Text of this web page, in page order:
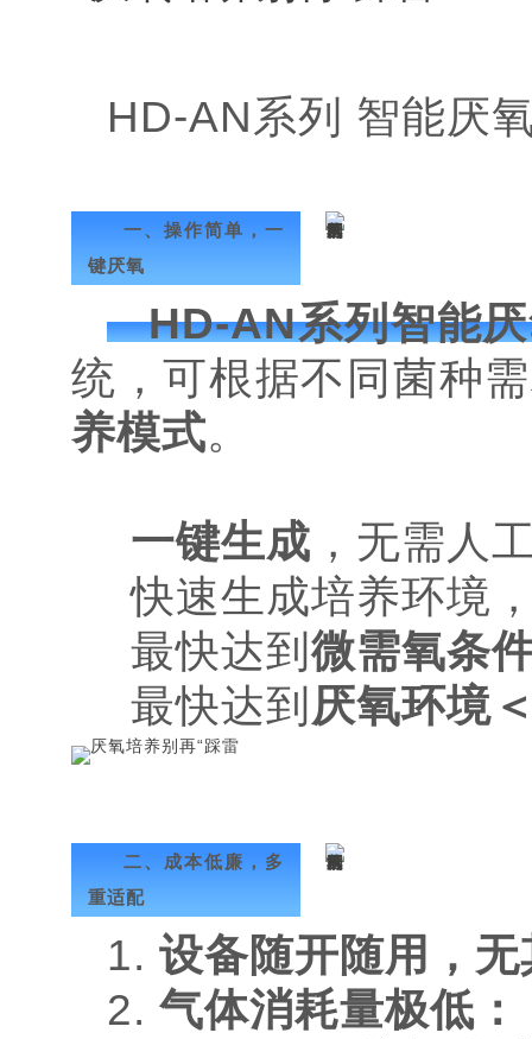
HD-AN系列 智能厌
一、操作简单，一
键厌氧
HD-AN系列智能厌
统，可根据不同菌种
养模式。
一键生成 ，无需人
快速生成培养环境
最快达到 微需氧条
最快达到 厌氧环境
二、成本低廉，多
重适配
1. 设备随开随用，
2. 气体消耗量极低：